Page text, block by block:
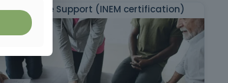
Basic Life Support (INEM certification)